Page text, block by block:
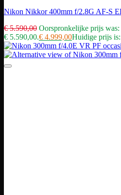
Nikon Nikkor 400mm f/2.8G AF-S
€5.590,00 Oorspronkelijke prijs was:
€ 5.590,00.€ 4.999,00Huidige prijs